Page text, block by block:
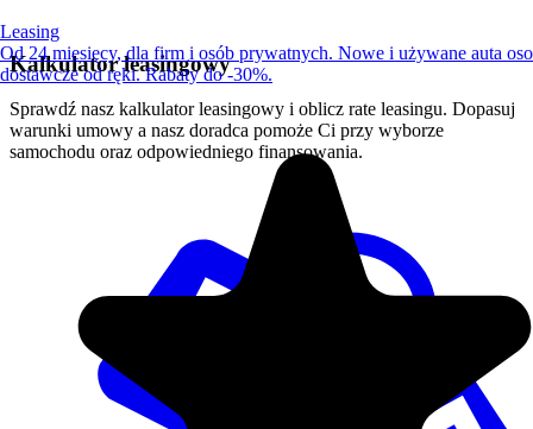
Kalkulator leasingowy
Sprawdź nasz kalkulator leasingowy i oblicz rate leasingu. Dopasuj
warunki umowy a nasz doradca pomoże Ci przy wyborze
samochodu oraz odpowiedniego finansowania.
Leasing
Od 24 miesięcy, dla firm i osób prywatnych. Nowe i używane auta
dostawcze od ręki. Rabaty do -30%.